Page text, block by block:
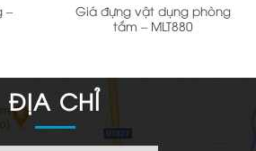
–
Giá đựng vật dụng phòng
tắm – MLT880
ĐỊA CHỈ